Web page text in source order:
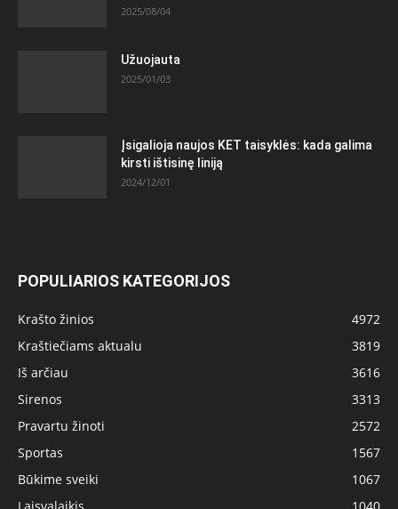
2025/08/04
Užuojauta
2025/01/03
Įsigalioja naujos KET taisyklės: kada galima
kirsti ištisinę liniją
2024/12/01
POPULIARIOS KATEGORIJOS
Krašto žinios
4972
Kraštiečiams aktualu
3819
Iš arčiau
3616
Sirenos
3313
Pravartu žinoti
2572
Sportas
1567
Būkime sveiki
1067